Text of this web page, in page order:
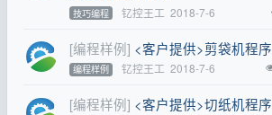
技巧编程 钇控王工 2018-7-6
[编程样例] <客户提供>剪袋机程序
编程样例 钇控王工 2018-7-6
[编程样例] <客户提供>切纸机程序